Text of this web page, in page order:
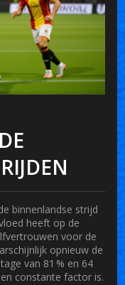
binnenlandse strijd
heeft op de
voor de
opnieuw de
van 81 % en 64
constante factor is.